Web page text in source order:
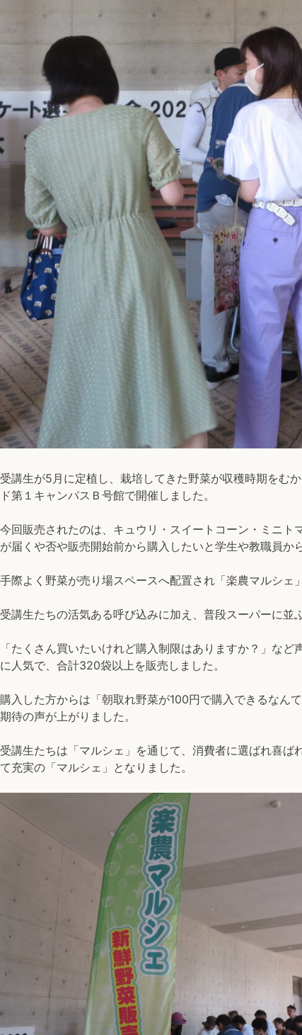
受講生が5月に定植し、栽培してきた野菜が収穫時期をむ
ド第１キャンパスＢ号館で開催しました。
今回販売されたのは、キュウリ・スイートコーン・ミニ
が届くや否や販売開始前から購入したいと学生や教職員か
手際よく野菜が売り場スペースへ配置され「楽農マルシェ
受講生たちの活気ある呼び込みに加え、普段スーパーに並
「たくさん買いたいけれど購入制限はありますか？」な
に人気で、合計320袋以上を販売しました。
購入した方からは「朝取れ野菜が100円で購入できるなん
期待の声が上がりました。
受講生たちは「マルシェ」を通じて、消費者に選ばれ喜
て充実の「マルシェ」となりました。